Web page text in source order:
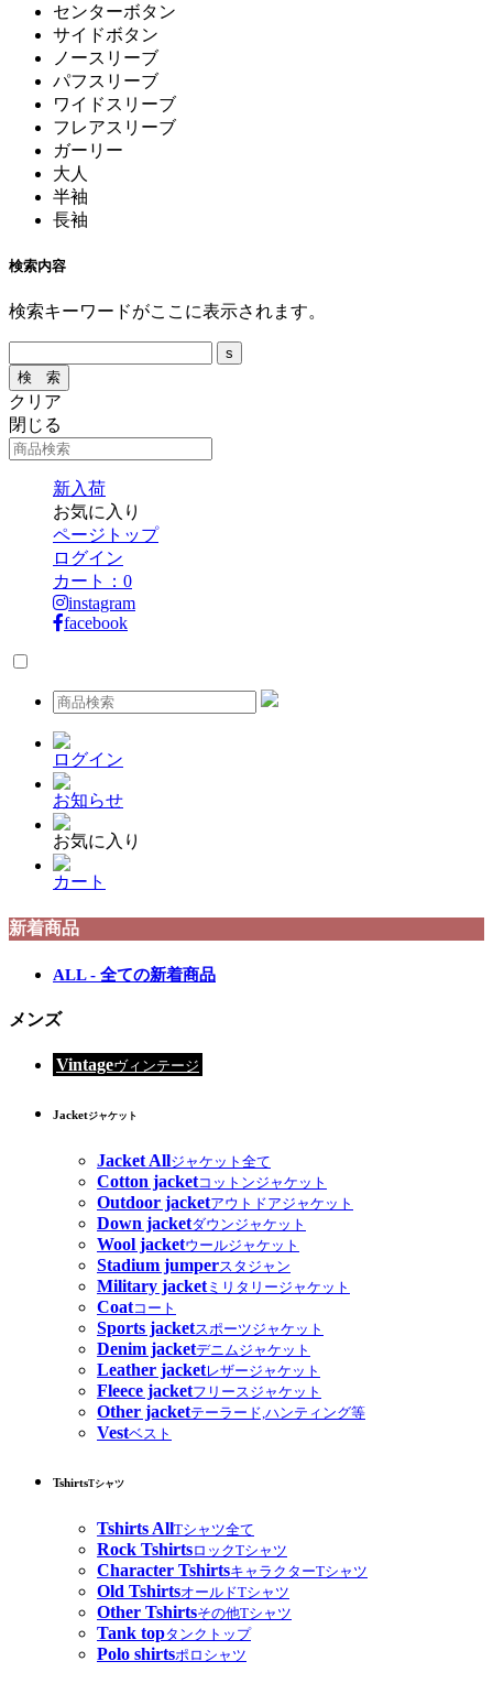
センターボタン
サイドボタン
ノースリーブ
パフスリーブ
ワイドスリーブ
フレアスリーブ
ガーリー
大人
半袖
長袖
検索内容
検索キーワードがここに表示されます。
クリア
閉じる
新入荷
お気に入り
ページトップ
ログイン
カート： 0
instagram
facebook
ログイン
お知らせ
お気に入り
カート
新着商品
ALL - 全ての新着商品
メンズ
Vintageヴィンテージ
Jacketジャケット
Jacket Allジャケット全て
Cotton jacketコットンジャケット
Outdoor jacketアウトドアジャケット
Down jacketダウンジャケット
Wool jacketウールジャケット
Stadium jumperスタジャン
Military jacketミリタリージャケット
Coatコート
Sports jacketスポーツジャケット
Denim jacketデニムジャケット
Leather jacketレザージャケット
Fleece jacketフリースジャケット
Other jacketテーラード,ハンティング等
Vestベスト
TshirtsTシャツ
Tshirts AllTシャツ全て
Rock TshirtsロックTシャツ
Character TshirtsキャラクターTシャツ
Old TshirtsオールドTシャツ
Other Tshirtsその他Tシャツ
Tank topタンクトップ
Polo shirtsポロシャツ